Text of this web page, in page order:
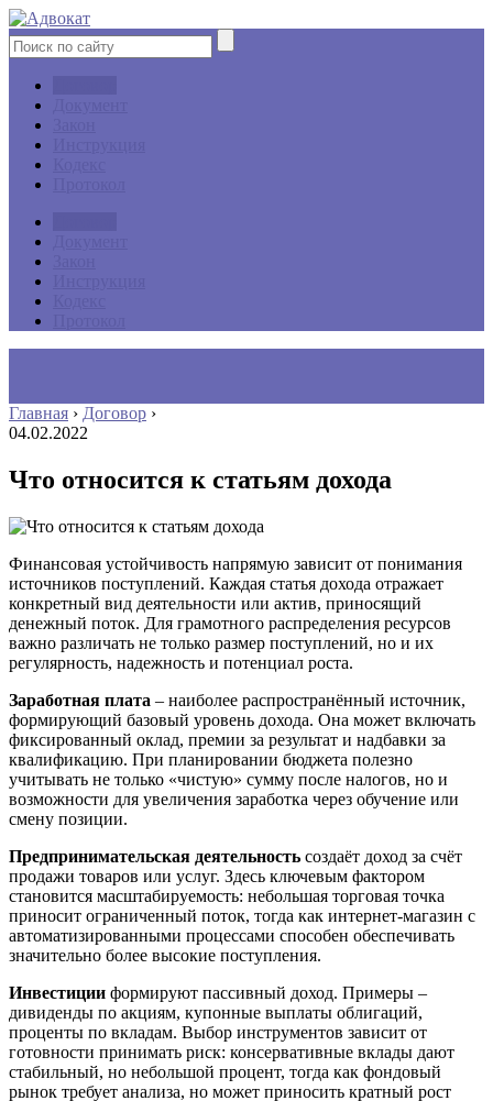
Главная › Договор ›
04.02.2022
Что относится к статьям дохода
Финансовая устойчивость напрямую зависит от понимания
источников поступлений. Каждая статья дохода отражает
конкретный вид деятельности или актив, приносящий
денежный поток. Для грамотного распределения ресурсов
важно различать не только размер поступлений, но и их
регулярность, надежность и потенциал роста.
Заработная плата – наиболее распространённый источник,
формирующий базовый уровень дохода. Она может включать
фиксированный оклад, премии за результат и надбавки за
квалификацию. При планировании бюджета полезно
учитывать не только «чистую» сумму после налогов, но и
возможности для увеличения заработка через обучение или
смену позиции.
Предпринимательская деятельность создаёт доход за счёт
продажи товаров или услуг. Здесь ключевым фактором
становится масштабируемость: небольшая торговая точка
приносит ограниченный поток, тогда как интернет-магазин с
автоматизированными процессами способен обеспечивать
значительно более высокие поступления.
Инвестиции формируют пассивный доход. Примеры –
дивиденды по акциям, купонные выплаты облигаций,
проценты по вкладам. Выбор инструментов зависит от
готовности принимать риск: консервативные вклады дают
стабильный, но небольшой процент, тогда как фондовый
рынок требует анализа, но может приносить кратный рост